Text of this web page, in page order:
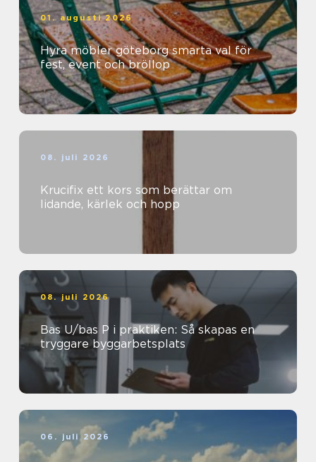
01. augusti 2026
Hyra möbler göteborg smarta val för
fest, event och bröllop
08. juli 2026
Krucifix ett kors som berättar om
lidande, kärlek och hopp
08. juli 2026
Bas U/bas P i praktiken: Så skapas en
tryggare byggarbetsplats
06. juli 2026